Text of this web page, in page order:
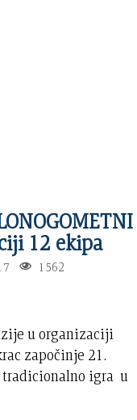
12 ekipa
1562
u organizaciji
započinje 21.
igra u